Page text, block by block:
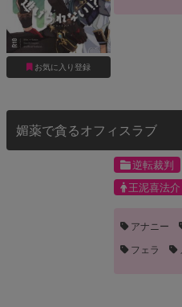
お気に入り登録
媚薬で貪るオフィスラブ
逆転裁判
王泥喜法介
アナニー
フェラ